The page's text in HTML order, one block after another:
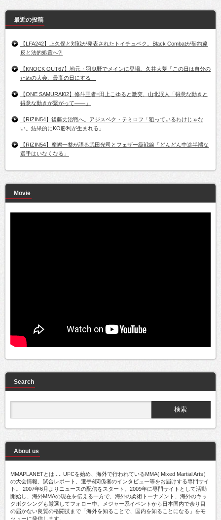
最近の投稿
【LFA242】上久保と対戦が発表されたトイチュベク。Black Combatが契約違
反と法的処置へ?!
【KNOCK OUT67】地元・羽曳野でメインに登場。久井大夢「この日は自分の
ための大会、最高の日にする」
【ONE SAMURAI02】修斗王者=田上こゆると激突、山北渓人「得意な動きと
得意な動きが繋がって――」
【RIZIN54】後藤丈治戦へ。アジスベク・テミロフ「狙っているわけじゃな
い。結果的にKO勝利が生まれる」
【RIZIN54】摩嶋一整が語る武田光司とフェザー級戦線「どんどん中途半端な
選手はいなくなる」
Movie
Search
About us
MMAPLANETとは..... UFCを始め、海外で行われているMMA( Mixed Martial Arts）
の大会情報、試合レポート、選手&関係者のインタビュー等をお届けする専門サイ
ト。 2007年6月よりニュースの配信をスタート。2009年に専門サイトとして活動
開始し、海外MMAの現在を伝える一方で、海外の柔術トーナメント、海外のキッ
クボクシングも厳選してフォロー中。メジャー系イベントから日本国内で余り目
の届かない良質の格闘技まで「海外を知ることで、国内を知ることになる」をモ
ットーに発信します。